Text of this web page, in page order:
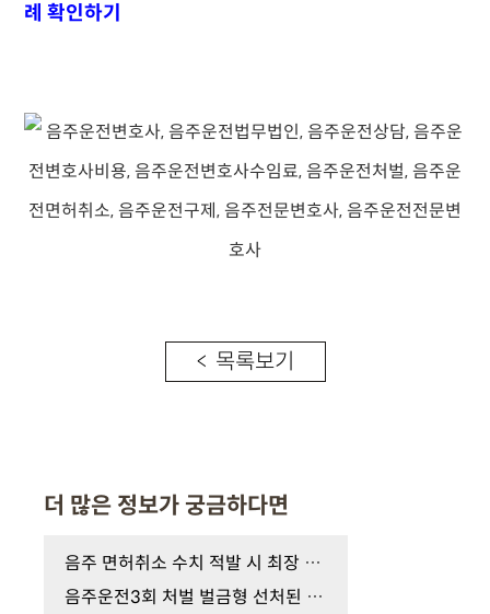
례 확인하기
< 목록보기
더 많은 정보가 궁금하다면
음주 면허취소 수치 적발 시 최장 5년 결격기간 피하…
음주운전3회 처벌 벌금형 선처된 이들, 실형과 '이것'…